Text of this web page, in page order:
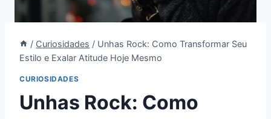
/ Curiosidades / Unhas Rock: Como Transformar Seu
Estilo e Exalar Atitude Hoje Mesmo
CURIOSIDADES
Unhas Rock: Como